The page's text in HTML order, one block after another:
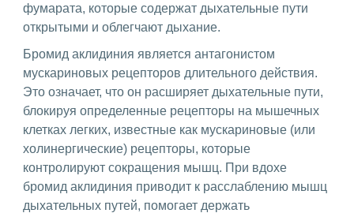
фумарата, которые содержат дыхательные пути
открытыми и облегчают дыхание.
Бромид аклидиния является антагонистом
мускариновых рецепторов длительного действия.
Это означает, что он расширяет дыхательные пути,
блокируя определенные рецепторы на мышечных
клетках легких, известные как мускариновые (или
холинергические) рецепторы, которые
контролируют сокращения мышц. При вдохе
бромид аклидиния приводит к расслаблению мышц
дыхательных путей, помогает держать